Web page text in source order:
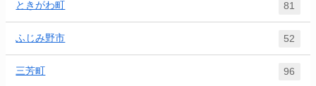
ときがわ町 81
ふじみ野市 52
三芳町 96